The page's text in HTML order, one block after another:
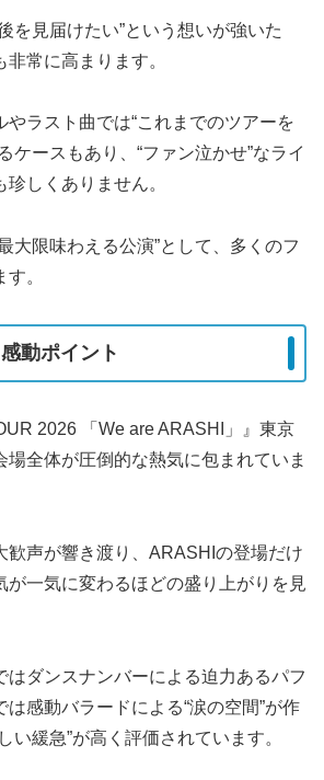
を見届けたい”という想いが強いた
常に高まります。
やラスト曲では“これまでのツアーを
ケースもあり、“ファン泣かせ”なライ
しくありません。
大限味わえる公演”として、多くのフ
。
動ポイント
2026 「We are ARASHI」』東京
場全体が圧倒的な熱気に包まれていま
歓声が響き渡り、ARASHIの登場だけ
が一気に変わるほどの盛り上がりを見
はダンスナンバーによる迫力あるパフ
は感動バラードによる“涙の空間”が作
い緩急”が高く評価されています。